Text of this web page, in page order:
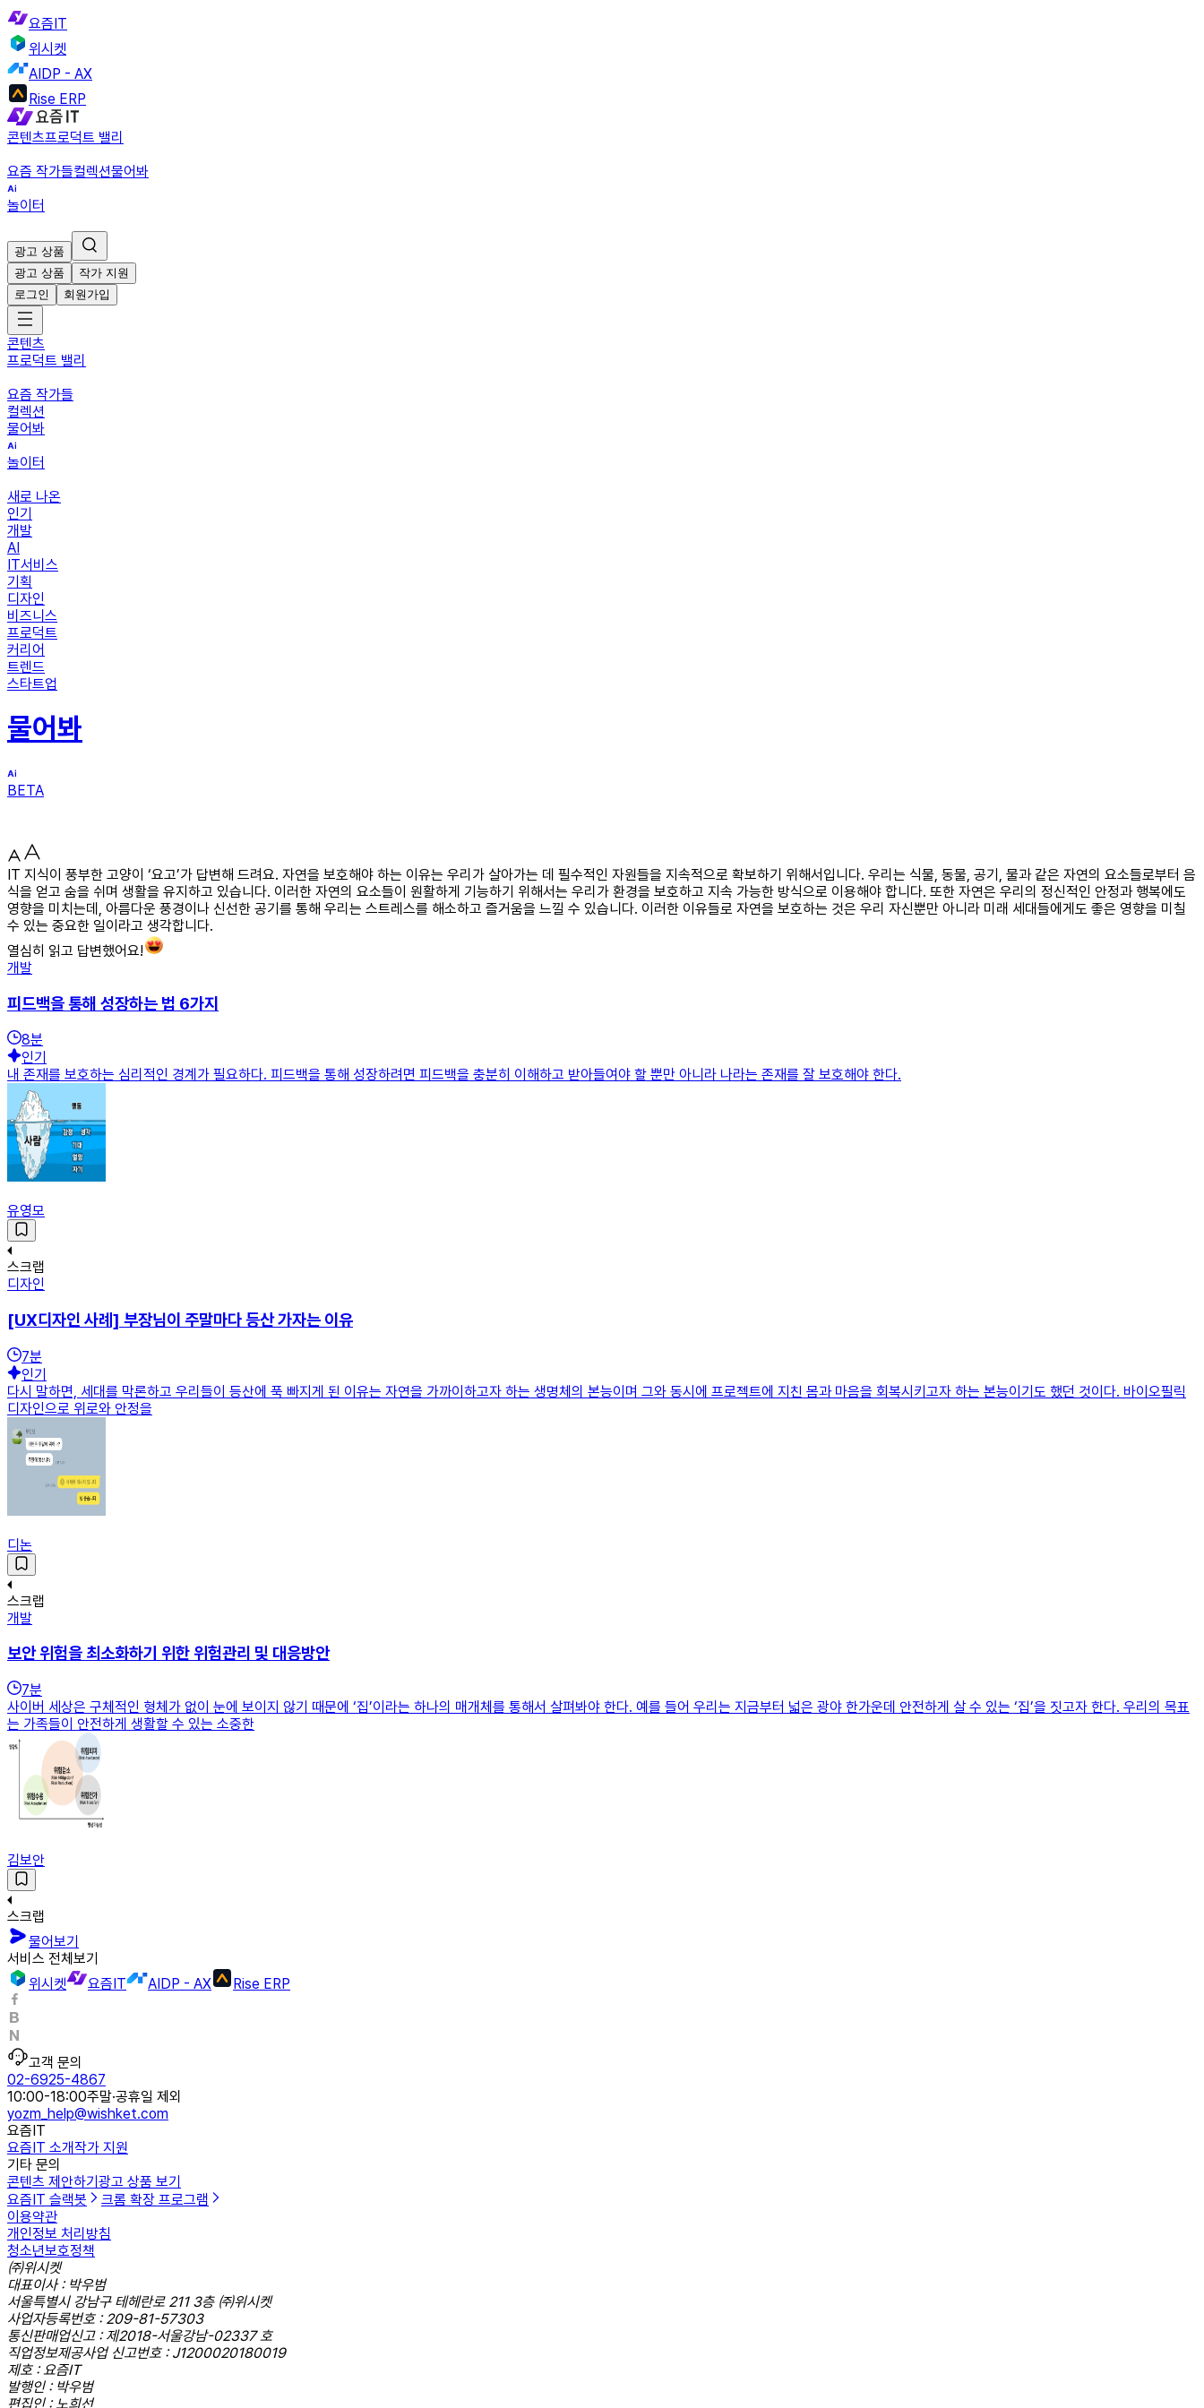
요즘IT
위시켓
AIDP - AX
Rise ERP
콘텐츠프로덕트 밸리
요즘 작가들컬렉션물어봐
놀이터
광고 상품
광고 상품
작가 지원
로그인
회원가입
콘텐츠
프로덕트 밸리
요즘 작가들
컬렉션
물어봐
놀이터
새로 나온
인기
개발
AI
IT서비스
기획
디자인
비즈니스
프로덕트
커리어
트렌드
스타트업
물어봐
BETA
IT 지식이 풍부한 고양이 ‘요고’가 답변해 드려요. 자연을 보호해야 하는 이유는 우리가 살아가는 데 필수적인 자원들을 지속적으로 확보하기 위해서입니다. 우리는 식물, 동물, 공기, 물과 같은 자연의 요소들로부터 음
식을 얻고 숨을 쉬며 생활을 유지하고 있습니다. 이러한 자연의 요소들이 원활하게 기능하기 위해서는 우리가 환경을 보호하고 지속 가능한 방식으로 이용해야 합니다. 또한 자연은 우리의 정신적인 안정과 행복에도
영향을 미치는데, 아름다운 풍경이나 신선한 공기를 통해 우리는 스트레스를 해소하고 즐거움을 느낄 수 있습니다. 이러한 이유들로 자연을 보호하는 것은 우리 자신뿐만 아니라 미래 세대들에게도 좋은 영향을 미칠
수 있는 중요한 일이라고 생각합니다.
열심히 읽고 답변했어요!
개발
피드백을 통해 성장하는 법 6가지
8분
인기
내 존재를 보호하는 심리적인 경계가 필요하다. 피드백을 통해 성장하려면 피드백을 충분히 이해하고 받아들여야 할 뿐만 아니라 나라는 존재를 잘 보호해야 한다.
유영모
스크랩
디자인
[UX디자인 사례] 부장님이 주말마다 등산 가자는 이유
7분
인기
다시 말하면, 세대를 막론하고 우리들이 등산에 푹 빠지게 된 이유는 자연을 가까이하고자 하는 생명체의 본능이며 그와 동시에 프로젝트에 지친 몸과 마음을 회복시키고자 하는 본능이기도 했던 것이다. 바이오필릭
디자인으로 위로와 안정을
디논
스크랩
개발
보안 위험을 최소화하기 위한 위험관리 및 대응방안
7분
사이버 세상은 구체적인 형체가 없이 눈에 보이지 않기 때문에 ‘집’이라는 하나의 매개체를 통해서 살펴봐야 한다. 예를 들어 우리는 지금부터 넓은 광야 한가운데 안전하게 살 수 있는 ‘집’을 짓고자 한다. 우리의 목표
는 가족들이 안전하게 생활할 수 있는 소중한
김보안
스크랩
물어보기
서비스 전체보기
위시켓
요즘IT AIDP - AX Rise ERP
고객 문의
02-6925-4867
10:00-18:00주말·공휴일 제외
yozm_help@wishket.com
요즘IT
요즘IT 소개작가 지원
기타 문의
콘텐츠 제안하기 광고 상품 보기
요즘IT 슬랙봇
크롬 확장 프로그램
이용약관
개인정보 처리방침
청소년보호정책
㈜위시켓
대표이사 : 박우범
서울특별시 강남구 테헤란로 211 3층 ㈜위시켓
사업자등록번호 : 209-81-57303
통신판매업신고 : 제2018-서울강남-02337 호
직업정보제공사업 신고번호 : J1200020180019
제호 : 요즘IT
발행인 : 박우범
편집인 : 노희선